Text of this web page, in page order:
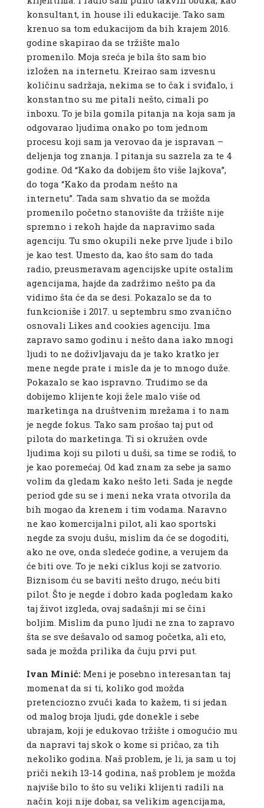
konsultant, in house ili edukacije. Tako sam
krenuo sa tom edukacijom da bih krajem 2016.
godine skapirao da se tržište malo
promenilo. Moja sreća je bila što sam bio
izložen na internetu. Kreirao sam izvesnu
količinu sadržaja, nekima se to čak i sviđalo, i
konstantno su me pitali nešto, cimali po
inboxu. To je bila gomila pitanja na koja sam ja
odgovarao ljudima onako po tom jednom
procesu koji sam ja verovao da je ispravan –
deljenja tog znanja. I pitanja su sazrela za te 4
godine. Od “Kako da dobijem što više lajkova”,
do toga “Kako da prodam nešto na
internetu”. Tada sam shvatio da se možda
promenilo početno stanovište da tržište nije
spremno i rekoh hajde da napravimo sada
agenciju. Tu smo okupili neke prve ljude i bilo
je kao test. Umesto da, kao što sam do tada
radio, preusmeravam agencijske upite ostalim
agencijama, hajde da zadržimo nešto pa da
vidimo šta će da se desi. Pokazalo se da to
funkcioniše i 2017. u septembru smo zvanično
osnovali Likes and cookies agenciju. Ima
zapravo samo godinu i nešto dana iako mnogi
ljudi to ne doživljavaju da je tako kratko jer
mene negde prate i misle da je to mnogo duže.
Pokazalo se kao ispravno. Trudimo se da
dobijemo klijente koji žele malo više od
marketinga na društvenim mrežama i to nam
je negde fokus. Tako sam prošao taj put od
pilota do marketinga. Ti si okružen ovde
ljudima koji su piloti u duši, sa time se rodiš, to
je kao poremećaj. Od kad znam za sebe ja samo
volim da gledam kako nešto leti. Sada je negde
period gde su se i meni neka vrata otvorila da
bih mogao da krenem i tim vodama. Naravno
ne kao komercijalni pilot, ali kao sportski
negde za svoju dušu, mislim da će se dogoditi,
ako ne ove, onda sledeće godine, a verujem da
će biti ove. To je neki ciklus koji se zatvorio.
Biznisom ću se baviti nešto drugo, neću biti
pilot. Što je negde i dobro kada pogledam kako
taj život izgleda, ovaj sadašnji mi se čini
boljim. Mislim da puno ljudi ne zna to zapravo
šta se sve dešavalo od samog početka, ali eto,
sada je možda prilika da čuju prvi put.
Ivan Minić: Meni je posebno interesantan taj
momenat da si ti, koliko god možda
pretenciozno zvuči kada to kažem, ti si jedan
od malog broja ljudi, gde donekle i sebe
ubrajam, koji je edukovao tržište i omogućio mu
da napravi taj skok o kome si pričao, za tih
nekoliko godina. Naš problem, je li, ja sam u toj
priči nekih 13-14 godina, naš problem je možda
najviše bilo to što su veliki klijenti radili na
način koji nije dobar, sa velikim agencijama,